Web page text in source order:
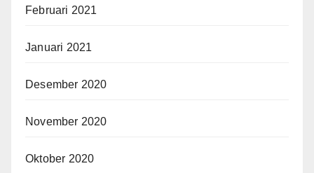
Februari 2021
Januari 2021
Desember 2020
November 2020
Oktober 2020